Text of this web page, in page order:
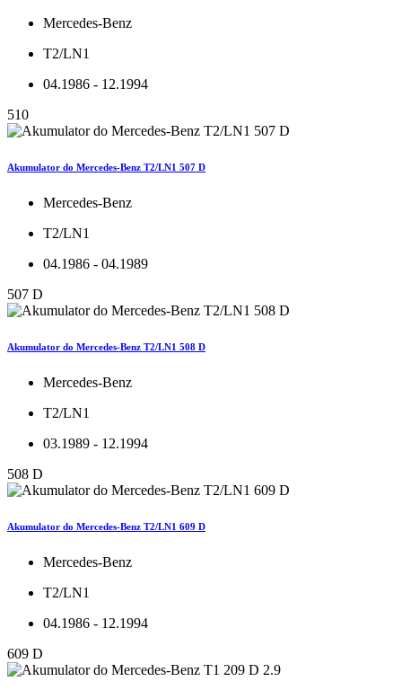
Mercedes-Benz
T2/LN1
04.1986 - 12.1994
510
Akumulator do Mercedes-Benz T2/LN1 507 D
Mercedes-Benz
T2/LN1
04.1986 - 04.1989
507 D
Akumulator do Mercedes-Benz T2/LN1 508 D
Mercedes-Benz
T2/LN1
03.1989 - 12.1994
508 D
Akumulator do Mercedes-Benz T2/LN1 609 D
Mercedes-Benz
T2/LN1
04.1986 - 12.1994
609 D